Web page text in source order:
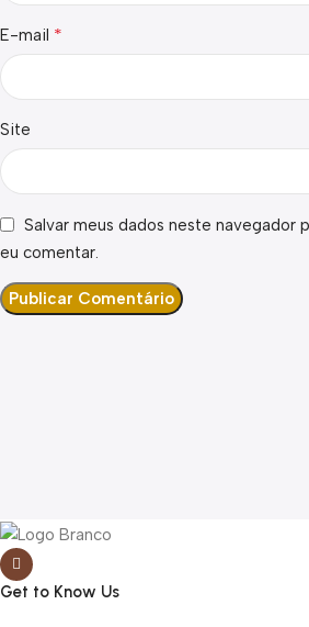
E-mail *
Site
Salvar meus dados neste navegador
eu comentar.
Get to Know Us